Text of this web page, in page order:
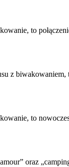
to
z
to
oraz